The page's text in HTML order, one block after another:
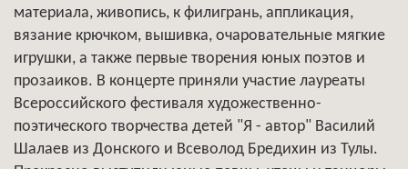
материала, живопись, к филигрань, аппликация,
вязание крючком, вышивка, очаровательные мягкие
игрушки, а также первые творения юных поэтов и
прозаиков. В концерте приняли участие лауреаты
Всероссийского фестиваля художественно-
поэтического творчества детей "Я - автор" Василий
Шалаев из Донского и Всеволод Бредихин из Тулы.